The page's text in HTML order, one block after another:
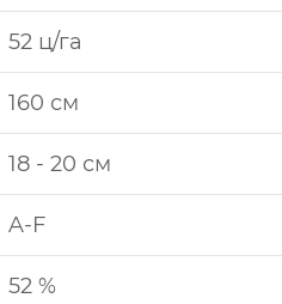
52 ц/га
160 см
18 - 20 см
A-F
52 %